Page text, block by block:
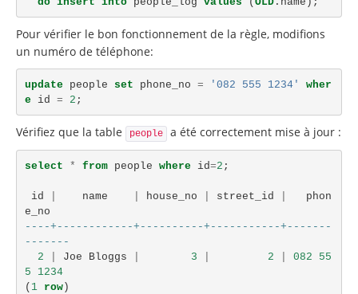
Pour vérifier le bon fonctionnement de la règle, modifions
un numéro de téléphone:
update people set phone_no = '082 555 1234'
wher
e
id = 2 ;
Vérifiez que la table people a été correctement mise à jour :
select * from people where id=2 ;
id name house_no street_id
phon
e_no
----+------------+----------+-----------+-------
-------
2
Joe Bloggs 3 2 082
55
5
1234
( 1 row)